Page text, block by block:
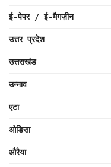
ई-पेपर / ई-मैगज़ीन
उत्तर प्रदेश
उत्तराखंड
उन्नाव
एटा
ओडिसा
औरैया